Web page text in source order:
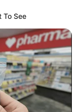
To See